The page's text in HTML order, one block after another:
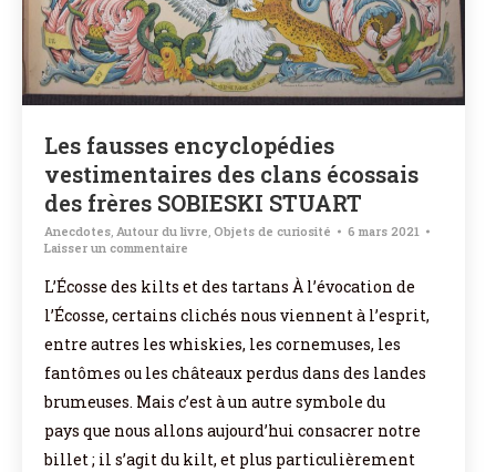
Les fausses encyclopédies
vestimentaires des clans écossais
des frères SOBIESKI STUART
Anecdotes, Autour du livre, Objets de curiosité
6 mars 2021
Laisser un commentaire
L’Écosse des kilts et des tartans À l’évocation de
l’Écosse, certains clichés nous viennent à l’esprit,
entre autres les whiskies, les cornemuses, les
fantômes ou les châteaux perdus dans des landes
brumeuses. Mais c’est à un autre symbole du
pays que nous allons aujourd’hui consacrer notre
billet ; il s’agit du kilt, et plus particulièrement